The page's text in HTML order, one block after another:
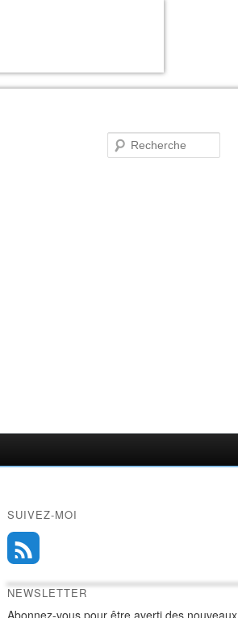
SUIVEZ-MOI
NEWSLETTER
Abonnez-vous pour être averti des nouveaux